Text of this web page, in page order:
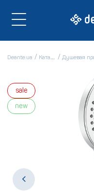
Deante.ua Каталог Душевая
sale
new